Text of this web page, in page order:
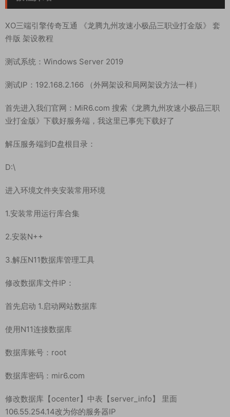
XO三端引擎传奇互通 《龙腾九州攻速小极品三职业打金版》 套
件版 架设教程
测试系统：Windows Server 2019
测试IP：192.168.2.166 （外网架设和局网架设方法一样）
首先进入我们官网：MiR6.com 搜索《龙腾九州攻速小极品三职
业打金版》下载好服务端，我这里已事先下载好了
解压服务端到D盘根目录：
D:\
进入环境文件夹安装常用环境
1.安装常用运行库合集
2.安装N++
3.解压N11数据库管理工具
修改数据库文件IP：
首先启动 1.启动网站数据库
使用N11连接数据库
数据库账号：root
数据库密码：mir6.com
修改数据库【ocenter】中表【server_info】 里面
106.55.254.14改为你的服务器IP